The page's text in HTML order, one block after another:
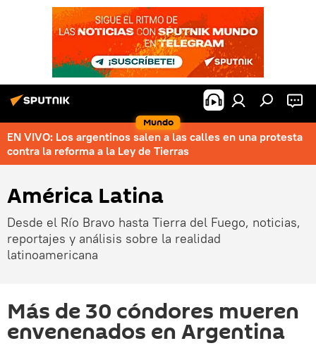
Mundo
EN VIVO: Los argentinos salen a las calles en una protesta
contra la reforma a la Ley de Tierras
América Latina
Desde el Río Bravo hasta Tierra del Fuego, noticias,
reportajes y análisis sobre la realidad
latinoamericana
Más de 30 cóndores mueren
envenenados en Argentina